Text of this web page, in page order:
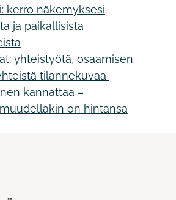
kerro näkemyksesi
ja paikallisista
yhteistyötä, osaamisen
tilannekuvaa
kannattaa –
on hintansa